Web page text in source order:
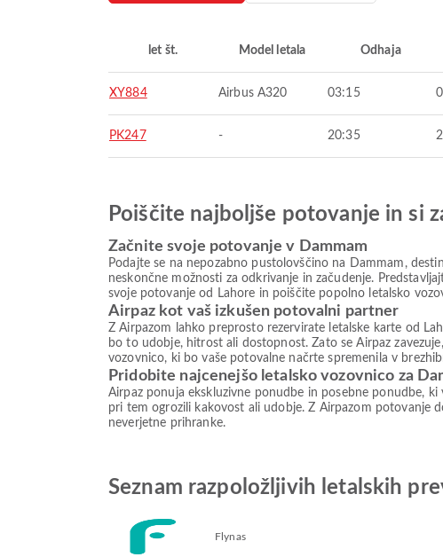
let št. Model letala Odhaja
XY884 Airbus A320 03:15
PK247 - 20:35
Poiščite najboljše potovanje in si
Začnite svoje potovanje v Dammam
Podajte se na nepozabno pustolovščino na Dammam,
neskončne možnosti za odkrivanje in začudenje.
svoje potovanje od Lahore in poiščite popolno letalsko
Airpaz kot vaš izkušen potovalni partner
Z Airpazom lahko preprosto rezervirate letalske karte od
bo to udobje, hitrost ali dostopnost. Zato se Airpaz
vozovnico, ki bo vaše potovalne načrte spremenila v
Pridobite najcenejšo letalsko vozovnico za
Airpaz ponuja ekskluzivne ponudbe in posebne ponudbe,
pri tem ogrozili kakovost ali udobje. Z Airpazom potovanje
neverjetne prihranke.
Seznam razpoložljivih letalskih
Flynas